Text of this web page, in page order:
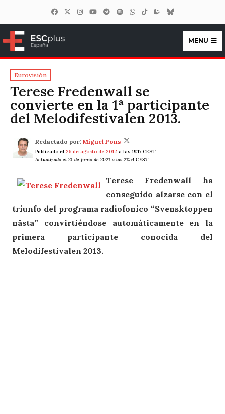
ESCplus España
MENU
Eurovisión
Terese Fredenwall se
convierte en la 1ª participante
del Melodifestivalen 2013.
Redactado por: Miguel Pons
Publicado el 26 de agosto de 2012 a las 19:17 CEST
Actualizado el 21 de junio de 2021 a las 21:54 CEST
Terese Fredenwall ha
conseguido alzarse con el
triunfo del programa radiofonico “Svensktoppen
nästa” convirtiéndose automáticamente en la
primera participante conocida del
Melodifestivalen 2013.